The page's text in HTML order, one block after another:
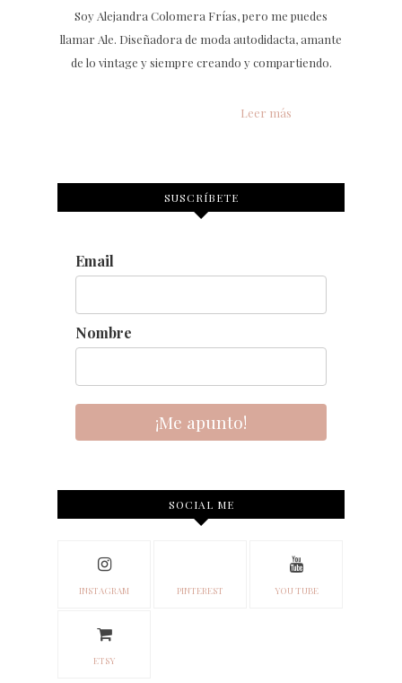
Soy Alejandra Colomera Frías, pero me puedes
llamar Ale. Diseñadora de moda autodidacta, amante
de lo vintage y siempre creando y compartiendo.
Leer más
SUSCRÍBETE
Email
Nombre
¡Me apunto!
SOCIAL ME
INSTAGRAM PINTEREST YOU TUBE
ETSY